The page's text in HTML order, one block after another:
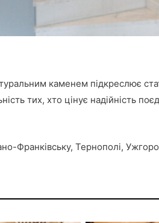
каменем підкреслює
тих, хто цінує надійність
Франківську, Тернополі,